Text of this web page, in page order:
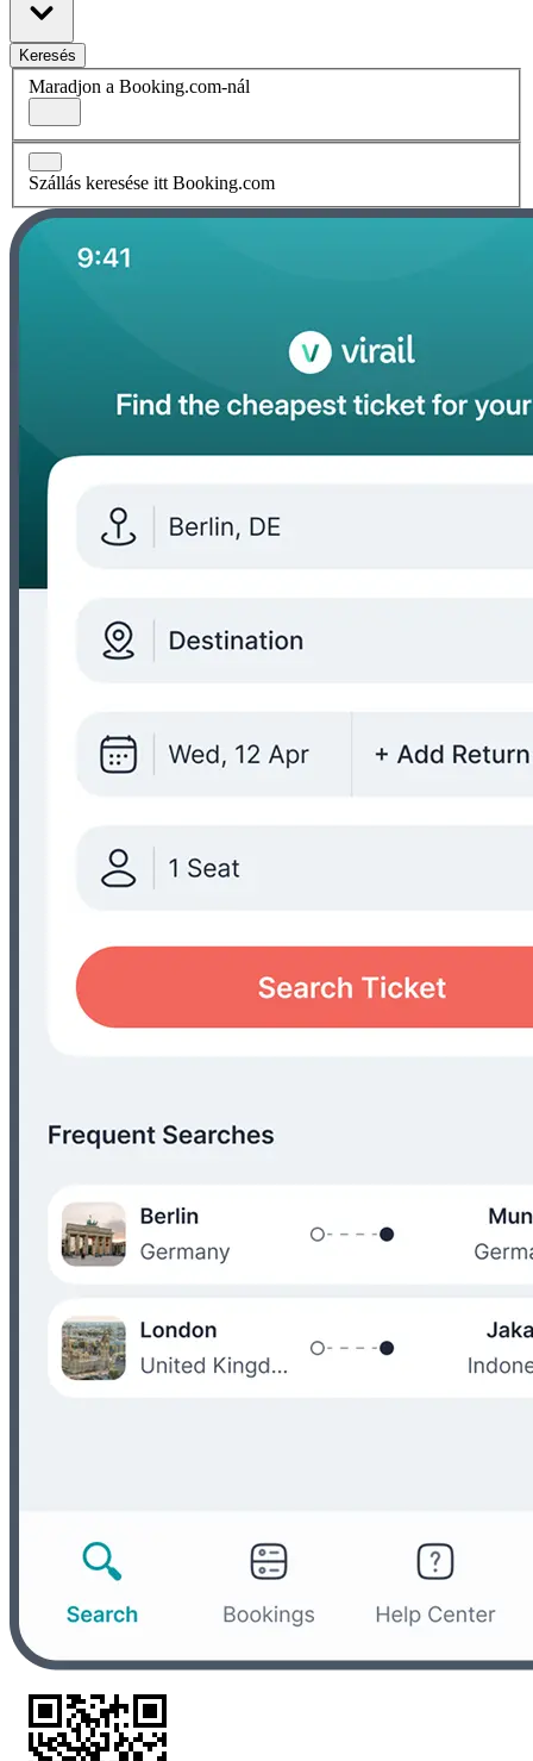
Keresés
Maradjon a Booking.com-nál
Szállás keresése itt Booking.com